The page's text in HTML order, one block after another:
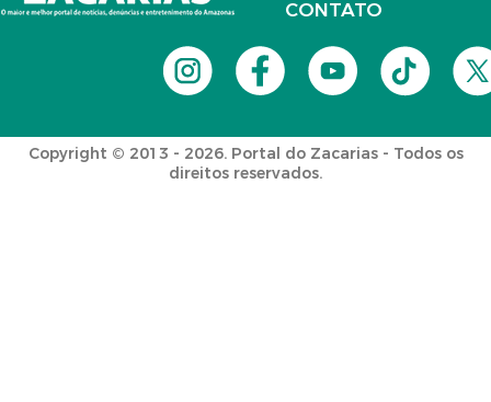
CONTATO
Copyright © 2013 - 2026. Portal do Zacarias - Todos os
direitos reservados.